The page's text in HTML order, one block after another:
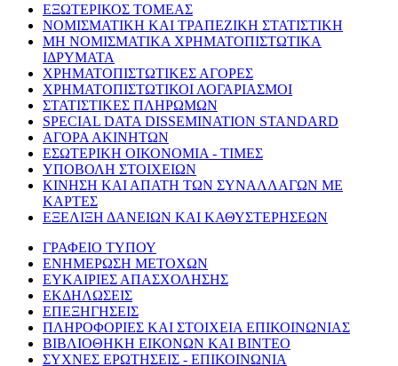
ΕΞΩΤΕΡΙΚΟΣ ΤΟΜΕΑΣ
ΝΟΜΙΣΜΑΤΙΚΗ ΚΑΙ ΤΡΑΠΕΖΙΚΗ ΣΤΑΤΙΣΤΙΚΗ
ΜΗ ΝΟΜΙΣΜΑΤΙΚΑ ΧΡΗΜΑΤΟΠΙΣΤΩΤΙΚΑ
ΙΔΡΥΜΑΤΑ
ΧΡΗΜΑΤΟΠΙΣΤΩΤΙΚΕΣ ΑΓΟΡΕΣ
ΧΡΗΜΑΤΟΠΙΣΤΩΤΙΚΟΙ ΛΟΓΑΡΙΑΣΜΟΙ
ΣΤΑΤΙΣΤΙΚΕΣ ΠΛΗΡΩΜΩΝ
SPECIAL DATA DISSEMINATION STANDARD
ΑΓΟΡΑ ΑΚΙΝΗΤΩΝ
ΕΣΩΤΕΡΙΚΗ ΟΙΚΟΝΟΜΙΑ - ΤΙΜΕΣ
ΥΠΟΒΟΛΗ ΣΤΟΙΧΕΙΩΝ
ΚΙΝΗΣΗ ΚΑΙ ΑΠΑΤΗ ΤΩΝ ΣΥΝΑΛΛΑΓΩΝ ΜΕ
ΚΑΡΤΕΣ
ΕΞΕΛΙΞΗ ΔΑΝΕΙΩΝ ΚΑΙ ΚΑΘΥΣΤΕΡΗΣΕΩΝ
ΓΡΑΦΕΙΟ ΤΥΠΟΥ
ΕΝΗΜΕΡΩΣΗ ΜΕΤΟΧΩΝ
ΕΥΚΑΙΡΙΕΣ ΑΠΑΣΧΟΛΗΣΗΣ
ΕΚΔΗΛΩΣΕΙΣ
ΕΠΕΞΗΓΗΣΕΙΣ
ΠΛΗΡΟΦΟΡΙΕΣ ΚΑΙ ΣΤΟΙΧΕΙΑ ΕΠΙΚΟΙΝΩΝΙΑΣ
ΒΙΒΛΙΟΘΗΚΗ ΕΙΚΟΝΩΝ ΚΑΙ ΒΙΝΤΕΟ
ΣΥΧΝΕΣ ΕΡΩΤΗΣΕΙΣ - ΕΠΙΚΟΙΝΩΝΙΑ